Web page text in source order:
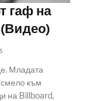
гаф на
(Видео)
Младата
смело към
на Billboard,